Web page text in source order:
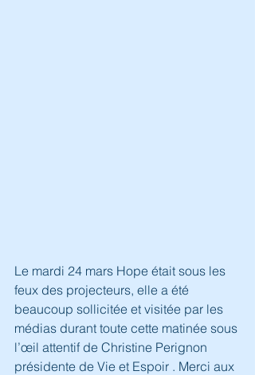
Le mardi 24 mars Hope était sous les
feux des projecteurs, elle a été
beaucoup sollicitée et visitée par les
médias durant toute cette matinée sous
l’œil attentif de Christine Perignon
présidente de Vie et Espoir . Merci aux